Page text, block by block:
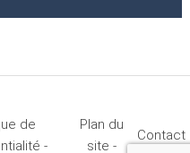
de
-
Plan du
site -
Contact